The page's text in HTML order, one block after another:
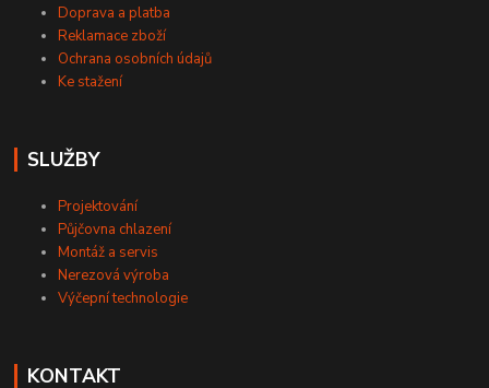
Doprava a platba
Reklamace zboží
Ochrana osobních údajů
Ke stažení
SLUŽBY
Projektování
Půjčovna chlazení
Montáž a servis
Nerezová výroba
Výčepní technologie
KONTAKT